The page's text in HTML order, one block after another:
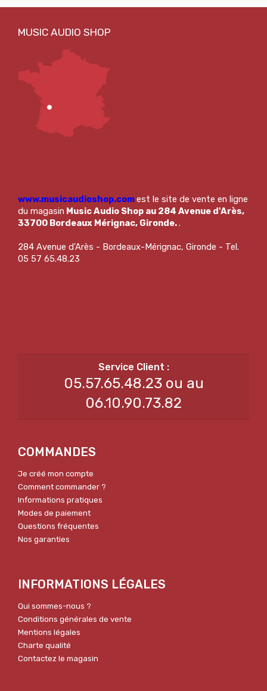
www.musicaudioshop.comest le site de vente en ligne
du magasin Music Audio Shop au 284 Avenue d'Arès,
33700 Bordeaux Mérignac, Gironde..
284 Avenue d'Arès - Bordeaux-Mérignac, Gironde - Tel.
05 57 65.48.23
05.57.65.48.23 ou au
06.10.90.73.82
COMMANDES
Je créé mon compte
Comment commander ?
Informations pratiques
Modes de paiement
Questions fréquentes
Nos garanties
INFORMATIONS LÉGALES
Qui sommes-nous ?
Conditions générales de vente
Mentions légales
Charte qualité
Contactez le magasin